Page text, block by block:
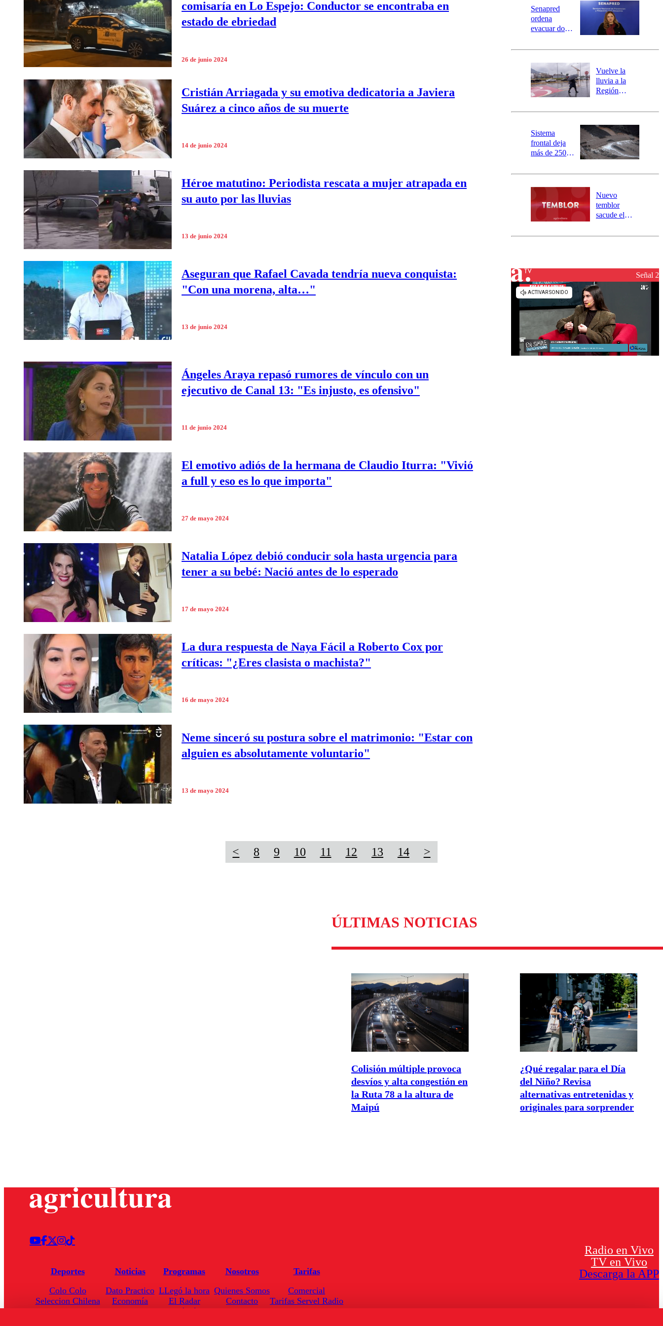
Universidad de Chile
Sustentabilidad
comisaría en Lo Espejo: Conductor se encontraba en
estado de ebriedad
26 de junio 2024
Cristián Arriagada y su emotiva dedicatoria a Javiera
Suárez a cinco años de su muerte
14 de junio 2024
Héroe matutino: Periodista rescata a mujer atrapada en
su auto por las lluvias
13 de junio 2024
Aseguran que Rafael Cavada tendría nueva conquista:
"Con una morena, alta…"
13 de junio 2024
Ángeles Araya repasó rumores de vínculo con un
ejecutivo de Canal 13: "Es injusto, es ofensivo"
11 de junio 2024
El emotivo adiós de la hermana de Claudio Iturra: "Vivió
a full y eso es lo que importa"
27 de mayo 2024
Natalia López debió conducir sola hasta urgencia para
tener a su bebé: Nació antes de lo esperado
17 de mayo 2024
La dura respuesta de Naya Fácil a Roberto Cox por
críticas: "¿Eres clasista o machista?"
16 de mayo 2024
Neme sinceró su postura sobre el matrimonio: "Estar con
alguien es absolutamente voluntario"
13 de mayo 2024
Senapred
ordena
evacuar dos
Carahue por
río Damas:
activa
mensajería
SAE
Vuelve la
lluvia a la
Región
este es el
la DMC para
este viernes
Sistema
frontal deja
más de 250
y 317
aisladas entre
Valparaíso y
Los Ríos
Nuevo
temblor
sacude el
revisa la
Señal 2
< 8 9 10 11 12 13 14 >
ÚLTIMAS NOTICIAS
Colisión múltiple provoca
desvíos y alta congestión en
la Ruta 78 a la altura de
Maipú
¿Qué regalar para el Día
del Niño? Revisa
alternativas entretenidas y
originales para sorprender
Deportes
Colo Colo
Seleccion Chilena
Noticias
Dato Practico
Economía
Programas
LLegó la hora
El Radar
Enfoqué Público
Nosotros
Quienes Somos
Contacto
Tarifas
Comercial
Tarifas Servel Radio
Radio en Vivo
TV en Vivo
Descarga la APP